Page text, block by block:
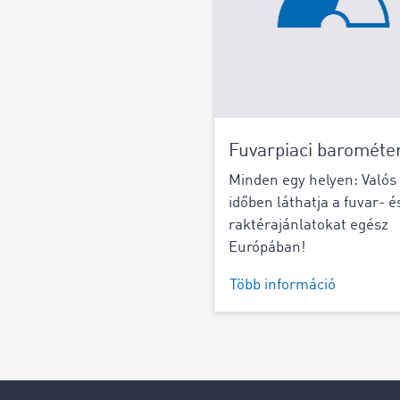
Fuvarpiaci
Minden egy helyen: Valós
időben láthatja a fuvar-
raktérajánlatokat egész
Európában!
Több információ